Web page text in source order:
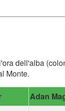
dell'alba
Monte.
Adan